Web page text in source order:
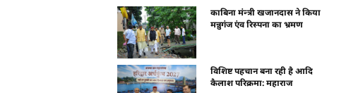
काबिना मंन्त्री खजानदास ने किया
मन्नुगंज एंव रिस्पना का भ्रमण
विशिष्ट पहचान बना रही है आदि
कैलाश परिक्रमा: महाराज